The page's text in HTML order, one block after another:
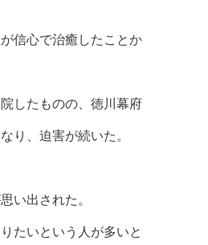
信心で治癒したことか
したものの、徳川幕府
り、迫害が続いた。
い出された。
たいという人が多いと